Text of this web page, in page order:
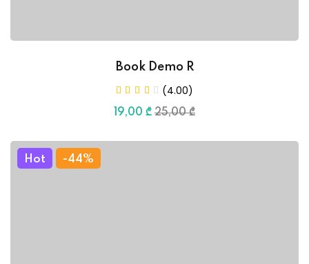
Book Demo R
(4.00)
25,00 ₾
19,00 ₾
Hot -44%